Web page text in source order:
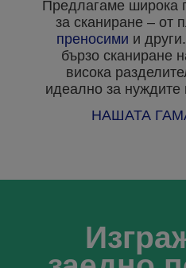
Предлагаме широка
за сканиране – от
преносими и
бързо сканиране
висока
идеално за
НАШАТА